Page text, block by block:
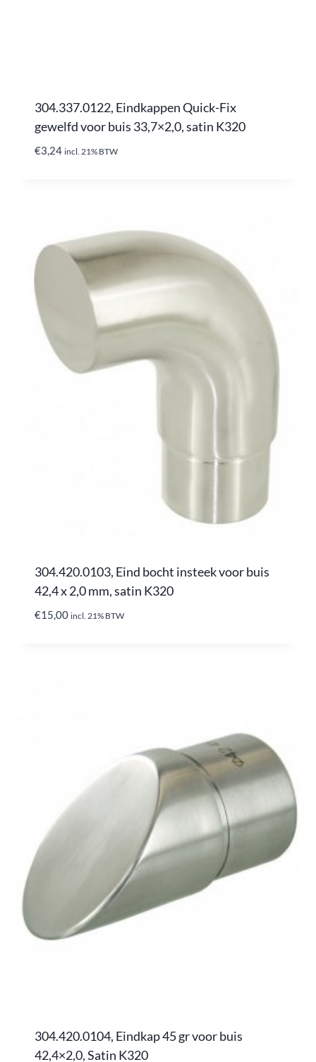
304.337.0122, Eindkappen Quick-Fix
gewelfd voor buis 33,7×2,0, satin K320
€3,24 incl. 21% BTW
304.420.0103, Eind bocht insteek voor buis
42,4 x 2,0 mm, satin K320
€15,00 incl. 21% BTW
304.420.0104, Eindkap 45 gr voor buis
42,4×2,0, Satin K320